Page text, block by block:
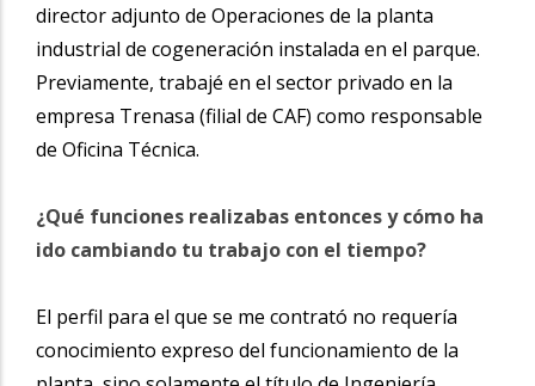
director adjunto de Operaciones de la planta
industrial de cogeneración instalada en el parque.
Previamente, trabajé en el sector privado en la
empresa Trenasa (filial de CAF) como responsable
de Oficina Técnica.
¿Qué funciones realizabas entonces y cómo ha
ido cambiando tu trabajo con el tiempo?
El perfil para el que se me contrató no requería
conocimiento expreso del funcionamiento de la